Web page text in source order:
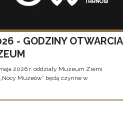
- GODZINY OTWARCIA
2026 r. oddziały Muzeum Ziemi
Muzeów” będą czynne w